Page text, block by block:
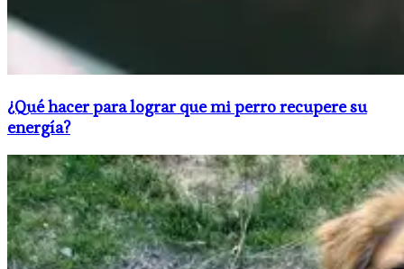
¿Qué hacer para lograr que mi perro recupere su
energía?